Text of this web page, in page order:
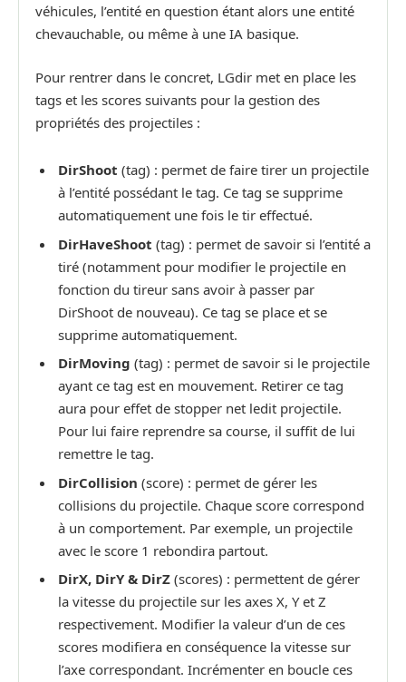
véhicules, l’entité en question étant alors une entité
chevauchable, ou même à une IA basique.
Pour rentrer dans le concret, LGdir met en place les
tags et les scores suivants pour la gestion des
propriétés des projectiles :
DirShoot (tag) : permet de faire tirer un projectile
à l’entité possédant le tag. Ce tag se supprime
automatiquement une fois le tir effectué.
DirHaveShoot (tag) : permet de savoir si l’entité a
tiré (notamment pour modifier le projectile en
fonction du tireur sans avoir à passer par
DirShoot de nouveau). Ce tag se place et se
supprime automatiquement.
DirMoving (tag) : permet de savoir si le projectile
ayant ce tag est en mouvement. Retirer ce tag
aura pour effet de stopper net ledit projectile.
Pour lui faire reprendre sa course, il suffit de lui
remettre le tag.
DirCollision (score) : permet de gérer les
collisions du projectile. Chaque score correspond
à un comportement. Par exemple, un projectile
avec le score 1 rebondira partout.
DirX, DirY & DirZ (scores) : permettent de gérer
la vitesse du projectile sur les axes X, Y et Z
respectivement. Modifier la valeur d’un de ces
scores modifiera en conséquence la vitesse sur
l’axe correspondant. Incrémenter en boucle ces